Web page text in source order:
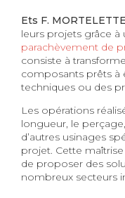
Ets F. MORTELETTE
leurs projets grâce à
parachèvement de
consiste à
composants prêts à
techniques ou des
Les opérations
longueur, le
d’autres usinages
projet. Cette
de proposer des
nombreux secteurs